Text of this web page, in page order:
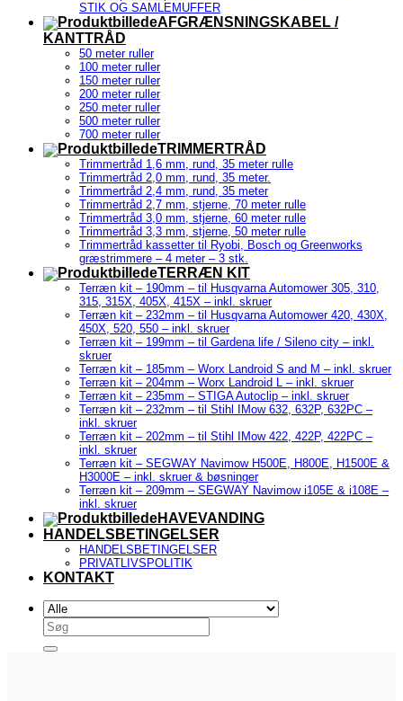
STIK OG SAMLEMUFFER
AFGRÆNSNINGSKABEL /
KANTTRÅD
50 meter ruller
100 meter ruller
150 meter ruller
200 meter ruller
250 meter ruller
500 meter ruller
700 meter ruller
TRIMMERTRÅD
Trimmertråd 1,6 mm, rund, 35 meter rulle
Trimmertråd 2,0 mm, rund, 35 meter.
Trimmertråd 2,4 mm, rund, 35 meter
Trimmertråd 2,7 mm, stjerne, 70 meter rulle
Trimmertråd 3,0 mm, stjerne, 60 meter rulle
Trimmertråd 3,3 mm, stjerne, 50 meter rulle
Trimmertråd kassetter til Ryobi, Bosch og Greenworks
græstrimmere – 4 meter – 3 stk.
TERRÆN KIT
Terræn kit – 190mm – til Husqvarna Automower 305, 310,
315, 315X, 405X, 415X – inkl. skruer
Terræn kit – 232mm – til Husqvarna Automower 420, 430X,
450X, 520, 550 – inkl. skruer
Terræn kit – 199mm – til Gardena life / Sileno city – inkl.
skruer
Terræn kit – 185mm – Worx Landroid S and M – inkl. skruer
Terræn kit – 204mm – Worx Landroid L – inkl. skruer
Terræn kit – 235mm – STIGA Autoclip – inkl. skruer
Terræn kit – 232mm – til Stihl IMow 632, 632P, 632PC –
inkl. skruer
Terræn kit – 202mm – til Stihl IMow 422, 422P, 422PC –
inkl. skruer
Terræn kit – SEGWAY Navimow H500E, H800E, H1500E &
H3000E – inkl. skruer & bøsninger
Terræn kit – 209mm – SEGWAY Navimow i105E & i108E –
inkl. skruer
HAVEVANDING
HANDELSBETINGELSER
HANDELSBETINGELSER
PRIVATLIVSPOLITIK
KONTAKT
Søg
efter: